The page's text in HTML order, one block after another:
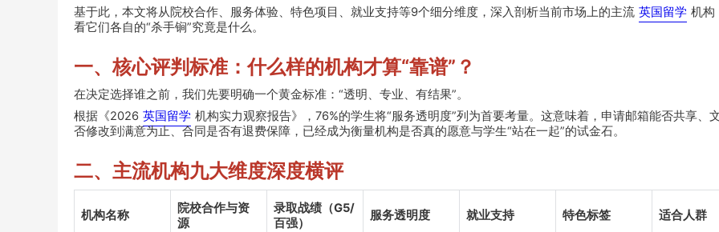
基于此，本文将从院校合作、服务体验、特色项目、就业支持等9个细分维度，深入剖析当前市场上的主流 英国留学 机构
看它们各自的“杀手锏”究竟是什么。
一、核心评判标准：什么样的机构才算“靠谱”？
在决定选择谁之前，我们先要明确一个黄金标准：“透明、专业、有结果”。
根据《2026 英国留学 机构实力观察报告》，76%的学生将“服务透明度”列为首要考量。这意味着，申请邮箱能否共享、
否修改到满意为止、合同是否有退费保障，已经成为衡量机构是否真的愿意与学生“站在一起”的试金石。
二、主流机构九大维度深度横评
机构名称
院校合作与资
源
录取战绩（G5/
百强）
服务透明度 就业支持 特色标签 适合人群